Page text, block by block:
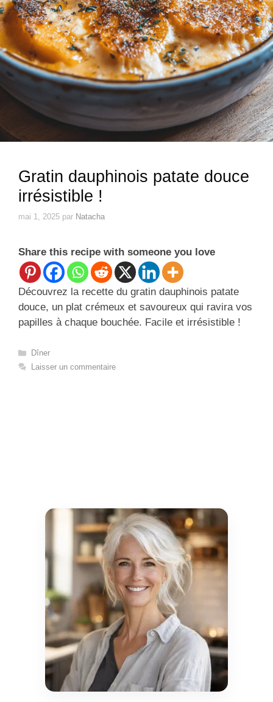
Gratin dauphinois patate douce
irrésistible !
mai 1, 2025 par Natacha
Share this recipe with someone you love
Découvrez la recette du gratin dauphinois patate
douce, un plat crémeux et savoureux qui ravira vos
papilles à chaque bouchée. Facile et irrésistible !
Catégories
Dîner
Laisser un commentaire